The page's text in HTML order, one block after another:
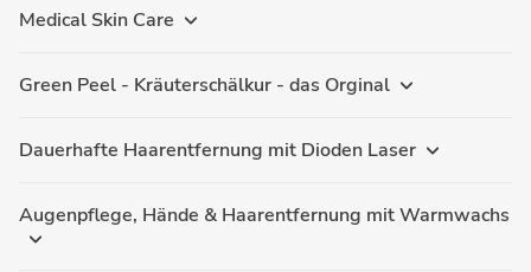
Medical Skin Care
Green Peel - Kräuterschälkur - das Orginal
Dauerhafte Haarentfernung mit Dioden Laser
Augenpflege, Hände & Haarentfernung mit Warmwachs